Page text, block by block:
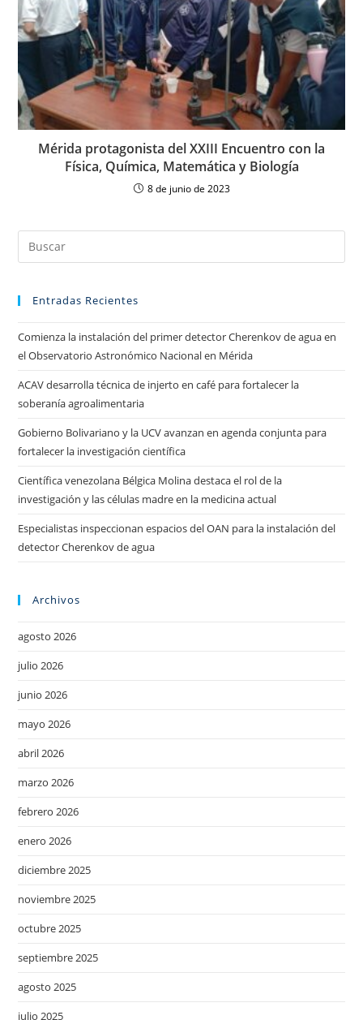
Mérida protagonista del XXIII Encuentro con la
Física, Química, Matemática y Biología
8 de junio de 2023
Entradas Recientes
Comienza la instalación del primer detector Cherenkov de agua en
el Observatorio Astronómico Nacional en Mérida
ACAV desarrolla técnica de injerto en café para fortalecer la
soberanía agroalimentaria
Gobierno Bolivariano y la UCV avanzan en agenda conjunta para
fortalecer la investigación científica
Científica venezolana Bélgica Molina destaca el rol de la
investigación y las células madre en la medicina actual
Especialistas inspeccionan espacios del OAN para la instalación del
detector Cherenkov de agua
Archivos
agosto 2026
julio 2026
junio 2026
mayo 2026
abril 2026
marzo 2026
febrero 2026
enero 2026
diciembre 2025
noviembre 2025
octubre 2025
septiembre 2025
agosto 2025
julio 2025